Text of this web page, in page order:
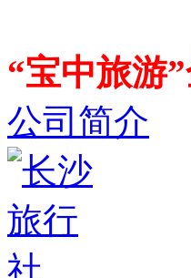
“宝中旅游
公司简介